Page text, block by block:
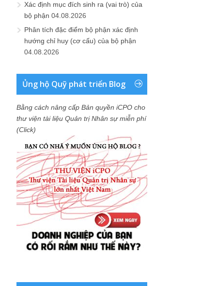
Xác định mục đích sinh ra (vai trò) của
bộ phận 04.08.2026
Phân tích đặc điểm bộ phận xác định
hướng chỉ huy (cơ cấu) của bộ phận
04.08.2026
Ủng hộ Quỹ phát triển Blog
Bằng cách nâng cấp Bản quyền iCPO cho
thư viện tài liệu Quản trị Nhân sự miễn phí
(Click)